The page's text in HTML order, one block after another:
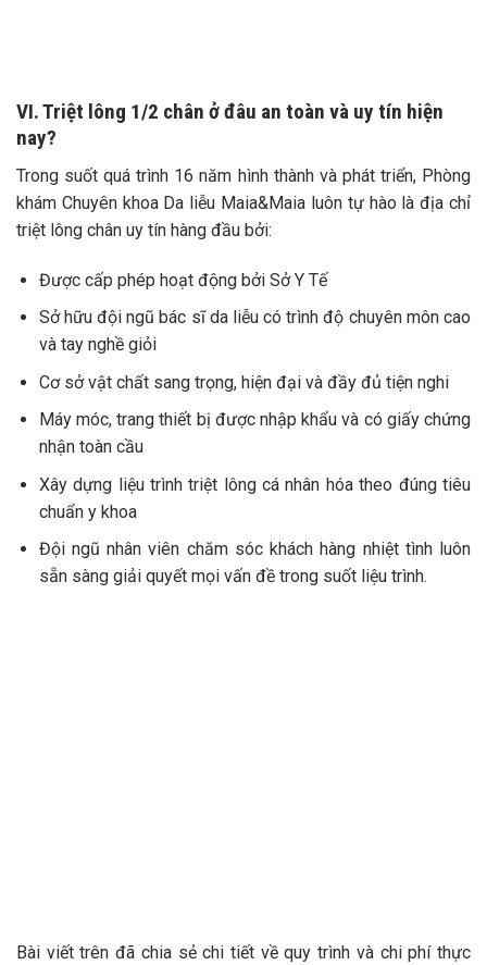
VI. Triệt lông 1/2 chân ở đâu an toàn và uy tín hiện
nay?
Trong suốt quá trình 16 năm hình thành và phát triển, Phòng
khám Chuyên khoa Da liễu Maia&Maia luôn tự hào là địa chỉ
triệt lông chân uy tín hàng đầu bởi:
Được cấp phép hoạt động bởi Sở Y Tế
Sở hữu đội ngũ bác sĩ da liễu có trình độ chuyên môn cao
và tay nghề giỏi
Cơ sở vật chất sang trọng, hiện đại và đầy đủ tiện nghi
Máy móc, trang thiết bị được nhập khẩu và có giấy chứng
nhận toàn cầu
Xây dựng liệu trình triệt lông cá nhân hóa theo đúng tiêu
chuẩn y khoa
Đội ngũ nhân viên chăm sóc khách hàng nhiệt tình luôn
sẵn sàng giải quyết mọi vấn đề trong suốt liệu trình.
Bài viết trên đã chia sẻ chi tiết về quy trình và chi phí thực